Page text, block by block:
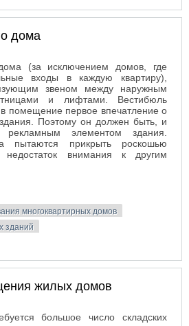
дома
(за исключением домов, где
входы в каждую квартиру),
звеном между наружным
и лифтами. Вестибюль
помещение первое впечатление о
Поэтому он должен быть, и
элементом здания.
пытаются прикрыть роскошью
недостаток внимания к другим
многоквартирных домов
зданий
жилых домов
большое число складских